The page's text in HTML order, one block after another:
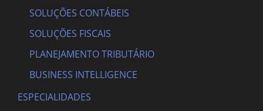
SOLUÇÕES CONTÁBEIS
SOLUÇÕES FISCAIS
PLANEJAMENTO TRIBUTÁRIO
BUSINESS INTELLIGENCE
ESPECIALIDADES